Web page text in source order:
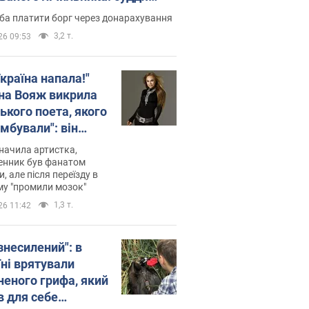
неочікуване рішення
платити борг через донарахування
09:53 3,2 т.
напала!"
Вояж викрила
поета, якого
він
російської не
тепер хоче
українців
артистка,
був фанатом
але після переїзду в
"промили мозок"
11:42 1,3 т.
в
врятували
грифа, який
для себе